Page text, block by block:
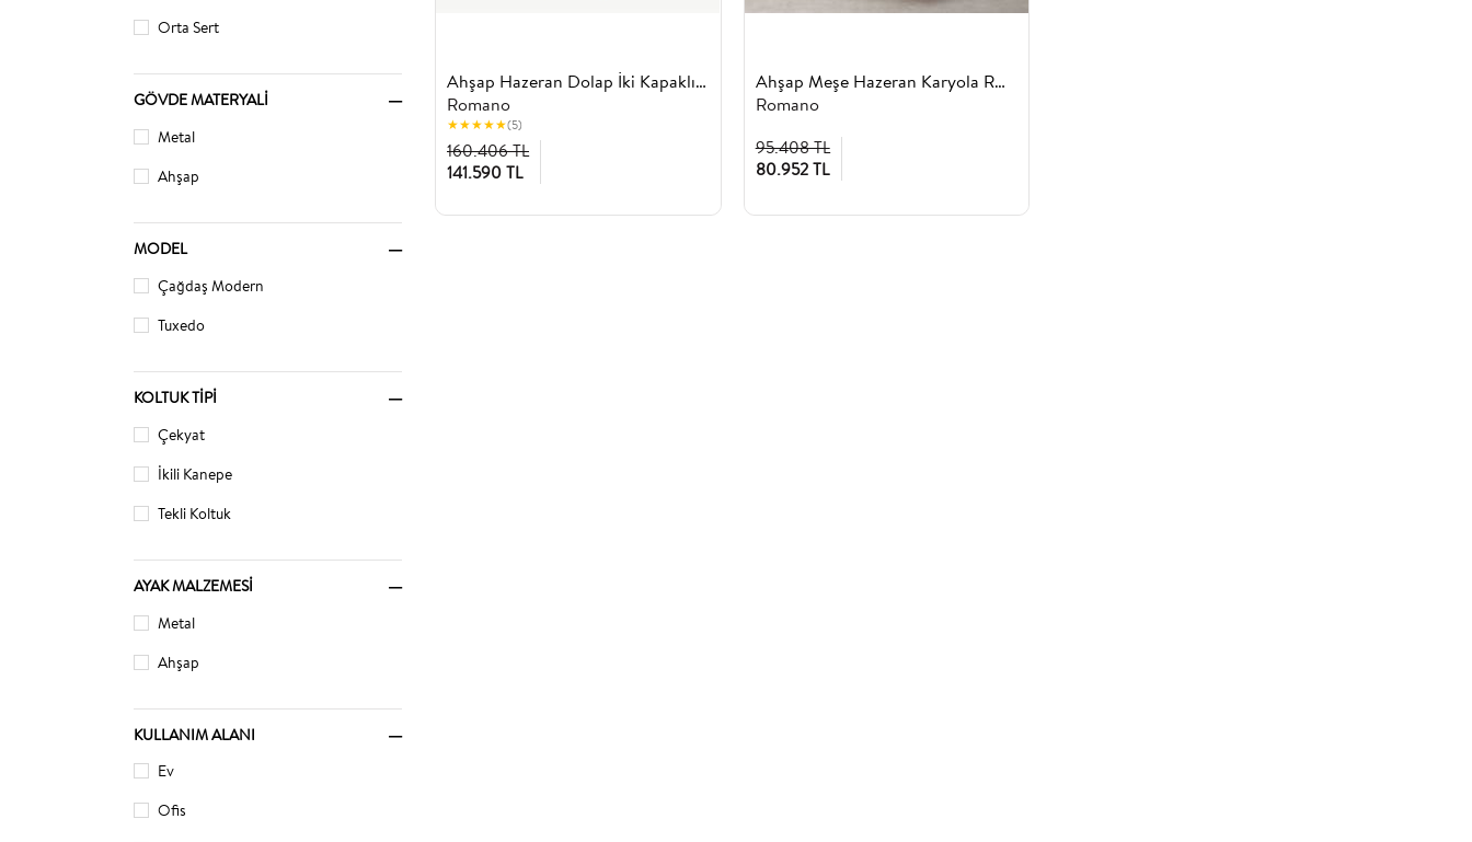
Orta Sert
GÖVDE MATERYALI
Metal
Ahşap
MODEL
Çağdaş Modern
Tuxedo
KOLTUK TIPI
Çekyat
İkili Kanepe
Tekli Koltuk
AYAK MALZEMESI
Metal
Ahşap
KULLANIM ALANI
Ev
Ofis
Ahşap Hazeran Dolap İki Kapaklı Rmn 9111, Meşe Ağacı
Romano
★★★★★(5)
141.590 TL
160.406 TL
Ahşap Meşe Hazeran Karyola Rmn 2952, Meşe Ağacı
Romano
80.952 TL
95.408 TL